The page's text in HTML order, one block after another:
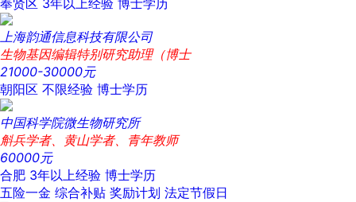
奉贤区 3年以上经验 博士学历
上海韵通信息科技有限公司
生物基因编辑特别研究助理（博士
21000-30000元
朝阳区 不限经验 博士学历
中国科学院微生物研究所
斛兵学者、黄山学者、青年教师
60000元
合肥 3年以上经验 博士学历
五险一金 综合补贴 奖励计划 法定节假日